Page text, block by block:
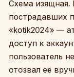
Схема изящная.
пострадавших
«kotik2024» —
доступ к
пользователь
отозвал её